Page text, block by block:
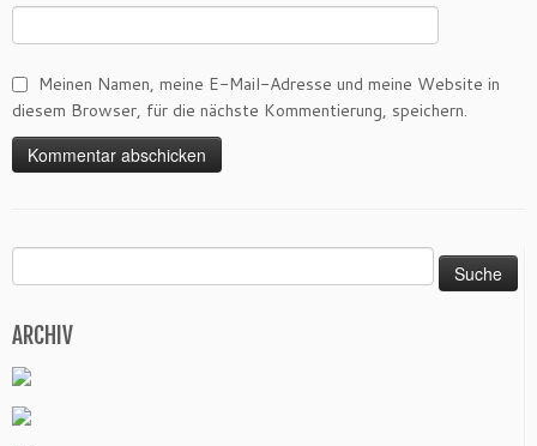
Meinen Namen, meine E-Mail-Adresse und meine Website in
diesem Browser, für die nächste Kommentierung, speichern.
nach:
ARCHIV